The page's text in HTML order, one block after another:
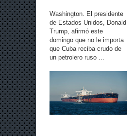
Washington. El presidente
de Estados Unidos, Donald
Trump, afirmó este
domingo que no le importa
que Cuba reciba crudo de
un petrolero ruso ...